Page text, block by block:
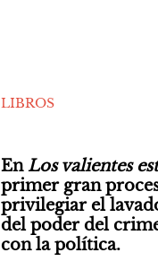
LIBROS
En Los valientes
primer gran
privilegiar el
del poder del
con la política.